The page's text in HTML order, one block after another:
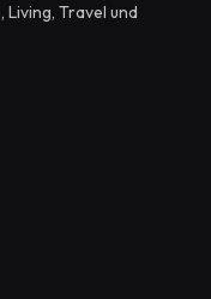
Living, Travel und